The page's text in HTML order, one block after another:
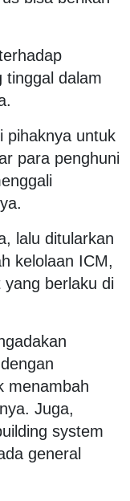
tinggal dalam
pihaknya untuk
para penghuni
lalu ditularkan
kelolaan ICM,
berlaku di
menambah
Juga,
system
general